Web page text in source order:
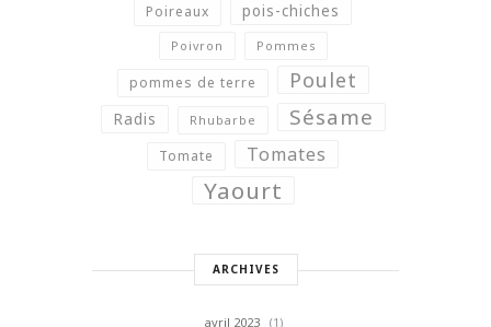
Poireaux pois-chiches
Poivron Pommes
pommes de terre Poulet
Radis Rhubarbe Sésame
Tomate Tomates
Yaourt
ARCHIVES
avril 2023 (1)